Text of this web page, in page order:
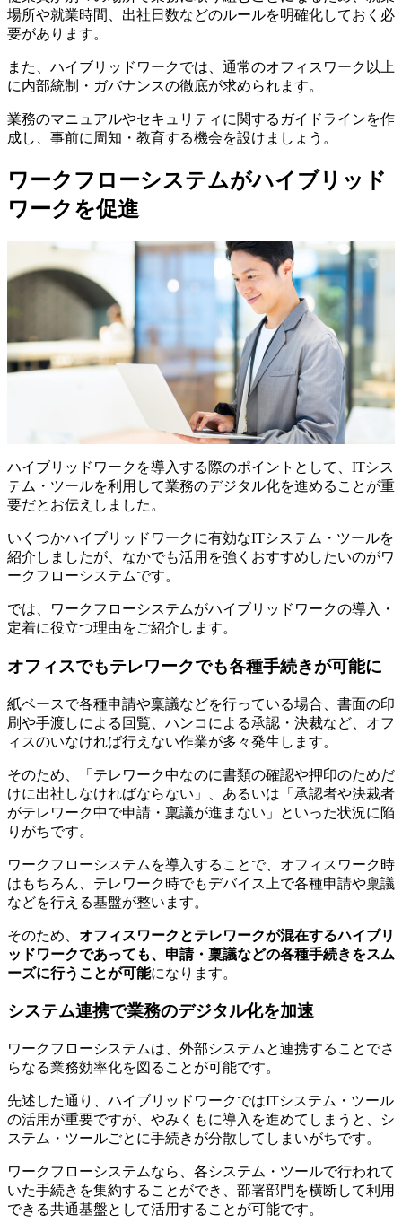
場所や就業時間、出社日数などのルールを明確化しておく必
要があります。
また、ハイブリッドワークでは、通常のオフィスワーク以上
に内部統制・ガバナンスの徹底が求められます。
業務のマニュアルやセキュリティに関するガイドラインを作
成し、事前に周知・教育する機会を設けましょう。
ワークフローシステムがハイブリッド
ワークを促進
ハイブリッドワークを導入する際のポイントとして、ITシス
テム・ツールを利用して業務のデジタル化を進めることが重
要だとお伝えしました。
いくつかハイブリッドワークに有効なITシステム・ツールを
紹介しましたが、なかでも活用を強くおすすめしたいのがワ
ークフローシステムです。
では、ワークフローシステムがハイブリッドワークの導入・
定着に役立つ理由をご紹介します。
オフィスでもテレワークでも各種手続きが可能に
紙ベースで各種申請や稟議などを行っている場合、書面の印
刷や手渡しによる回覧、ハンコによる承認・決裁など、オフ
ィスのいなければ行えない作業が多々発生します。
そのため、「テレワーク中なのに書類の確認や押印のためだ
けに出社しなければならない」、あるいは「承認者や決裁者
がテレワーク中で申請・稟議が進まない」といった状況に陥
りがちです。
ワークフローシステムを導入することで、オフィスワーク時
はもちろん、テレワーク時でもデバイス上で各種申請や稟議
などを行える基盤が整います。
そのため、 オフィスワークとテレワークが混在するハイブリ
ッドワークであっても、申請・稟議などの各種手続きをスム
ーズに行うことが可能になります。
システム連携で業務のデジタル化を加速
ワークフローシステムは、外部システムと連携することでさ
らなる業務効率化を図ることが可能です。
先述した通り、ハイブリッドワークではITシステム・ツール
の活用が重要ですが、やみくもに導入を進めてしまうと、シ
ステム・ツールごとに手続きが分散してしまいがちです。
ワークフローシステムなら、各システム・ツールで行われて
いた手続きを集約することができ、部署部門を横断して利用
できる共通基盤として活用することが可能です。